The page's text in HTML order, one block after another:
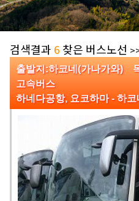
검색결과 6 찾은 버스노선
출발지:하코네(가나가와)
고속버스
하네다공항, 요코하마 - 하